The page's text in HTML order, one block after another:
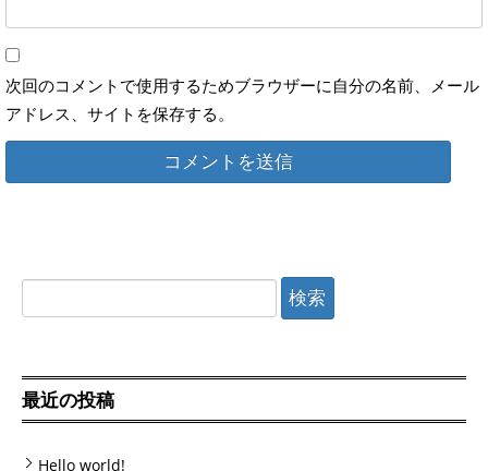
次回のコメントで使用するためブラウザーに自分の名前、メール
アドレス、サイトを保存する。
索:
最近の投稿
Hello world!